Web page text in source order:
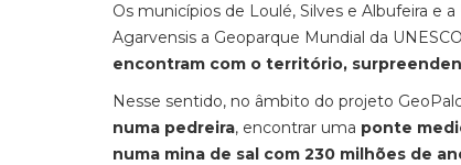
Os municípios de Loulé, Silves e Albufeira e
Agarvensis a Geoparque Mundial da
encontram com o território,
Nesse sentido, no âmbito do projeto
numa pedreira, encontrar uma ponte
numa mina de sal com 230 milhões de